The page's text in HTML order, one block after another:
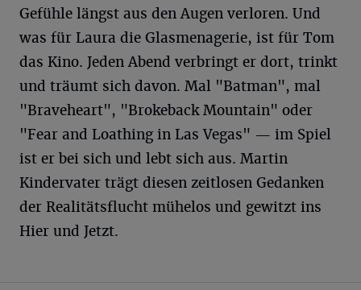
Gefühle längst aus den Augen verloren. Und
was für Laura die Glasmenagerie, ist für Tom
das Kino. Jeden Abend verbringt er dort, trinkt
und träumt sich davon. Mal "Batman", mal
"Braveheart", "Brokeback Mountain" oder
"Fear and Loathing in Las Vegas" — im Spiel
ist er bei sich und lebt sich aus. Martin
Kindervater trägt diesen zeitlosen Gedanken
der Realitätsflucht mühelos und gewitzt ins
Hier und Jetzt.